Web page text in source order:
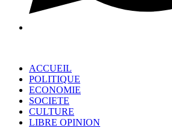
ACCUEIL
POLITIQUE
ECONOMIE
SOCIETE
CULTURE
LIBRE OPINION